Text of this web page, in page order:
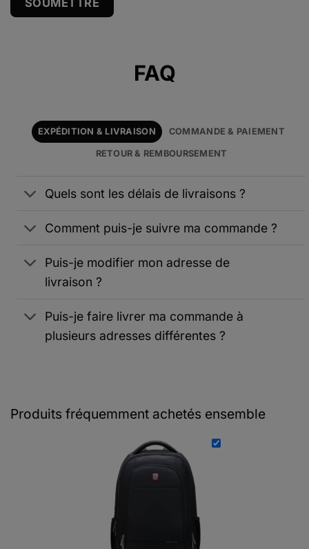
FAQ
EXPÉDITION & LIVRAISON COMMANDE & PAIEMENT
RETOUR & REMBOURSEMENT
Quels sont les délais de livraisons ?
Comment puis-je suivre ma commande ?
Puis-je modifier mon adresse de
livraison ?
Puis-je faire livrer ma commande à
plusieurs adresses différentes ?
Produits fréquemment achetés ensemble